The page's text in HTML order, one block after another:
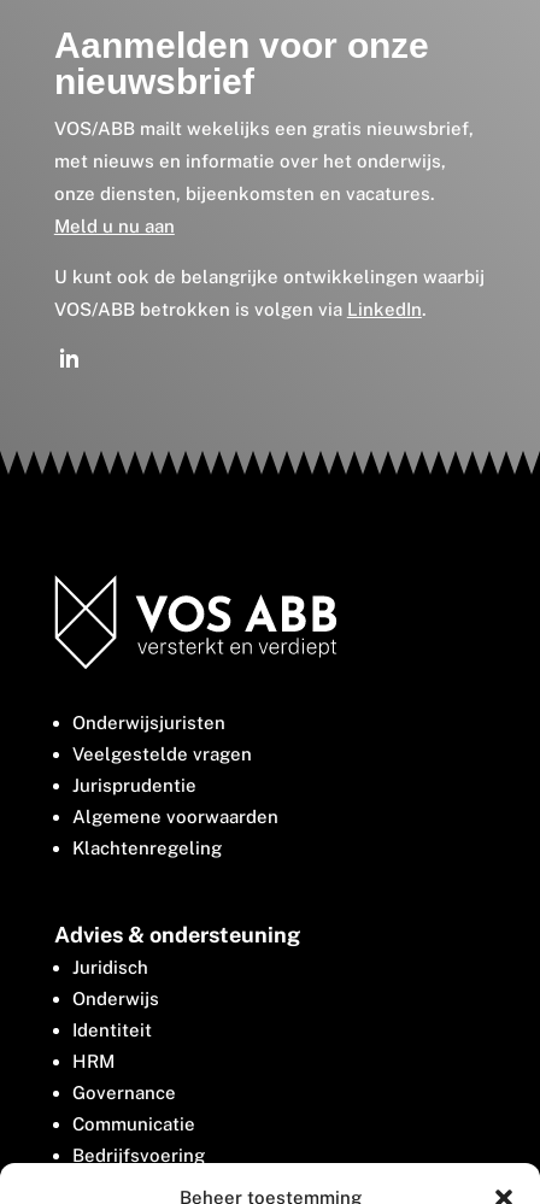
Beheer toestemming
Aanmelden voor onze
nieuwsbrief
VOS/ABB mailt wekelijks een gratis nieuwsbrief,
met nieuws en informatie over het onderwijs,
onze diensten, bijeenkomsten en vacatures.
Meld u nu aan
U kunt ook de belangrijke ontwikkelingen waarbij
VOS/ABB betrokken is volgen via LinkedIn.
Onderwijsjuristen
Veelgestelde vragen
Jurisprudentie
Algemene voorwaarden
Klachtenregeling
Advies & ondersteuning
Juridisch
Onderwijs
Identiteit
HRM
Governance
Communicatie
Bedrijfsvoering
Belangenbehartiging